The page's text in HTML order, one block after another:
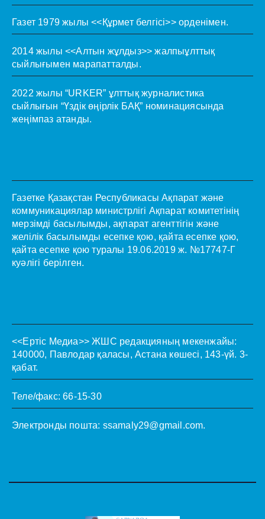
Газет 1979 жылы <<Құрмет белгісі>> орденімен.
2014 жылы <<Алтын жұлдыз>> жалпыұлттық
сыйлығымен марапатталды.
2022 жылы “URKER” ұлттық журналистика
сыйлығын “Үздік өңірлік БАҚ” номинациясында
жеңімпаз атанды.
Газетке Қазақстан Республикасы Ақпарат және
коммуникациялар министрлігі Ақпарат комитетінің
мерзімді басылымды, ақпарат агенттігін және
желілік басылымды есепке қою, қайта есепке қою,
қайта есепке қою туралы 19.06.2019 ж. №17747-Г
куәлігі берілген.
<<Ертіс Медиа>> ЖШС редакцияның мекенжайы:
140000, Павлодар қаласы, Астана көшесі, 143-үй. 3-
қабат.
Теле/факс: 66-15-30
Электронды пошта: ssamaly29@gmail.com.